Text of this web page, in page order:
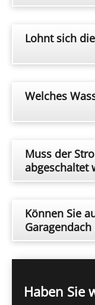
Lohnt sich
Welches
Muss der
abgeschaltet
Können Sie
Haben Sie